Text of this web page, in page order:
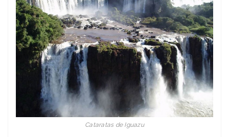
Cataratas de Iguazu